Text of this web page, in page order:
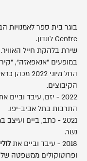
Centre לונדון.
במופעים "אנאפאזה",
החל מיוני
הקיבוצים.
2022 - יזם, עיבד
התרבות בתל אביב-יפו.
2021 - כתב, ביים ועיצב במה להצגה
גשר.
2018 - עיבד וביים את
ופרוטוקולים ממשפטה